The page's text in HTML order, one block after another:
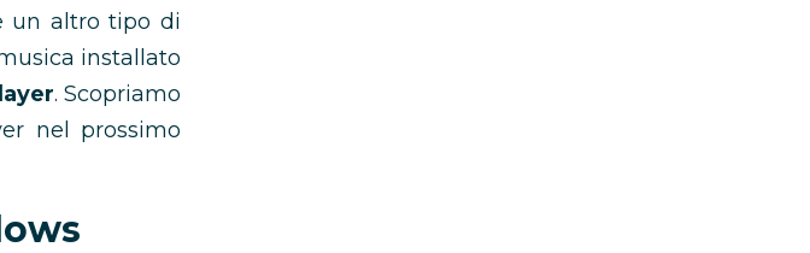
un altro tipo di
installato
. Scopriamo
nel prossimo